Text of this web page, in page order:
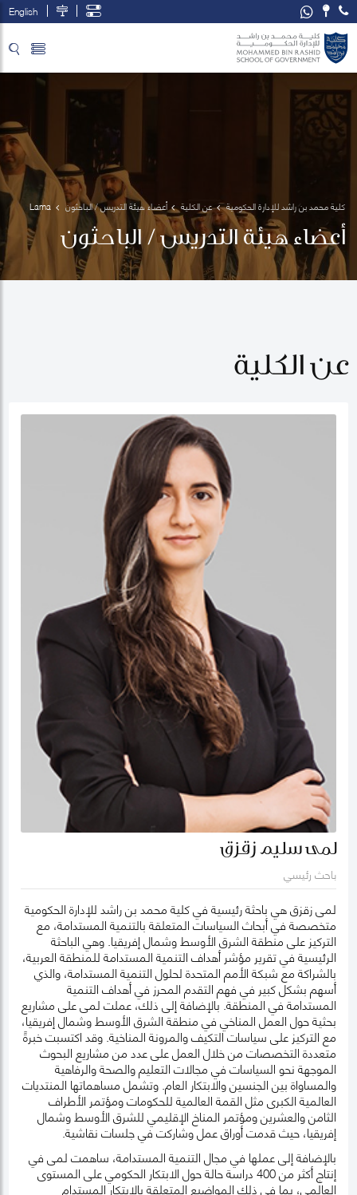
English
كلية محمد بن راشد للإدارة الحكومية عن الكلية أعضاء هيئة التدريس / الباحثون
Zakzak
أعضاء هيئة التدريس / الباحثون
عن الكلية
لمى سليم زقزق
باحث رئيسي
لمى زقزق هي باحثة رئيسية في كلية محمد بن راشد للإدارة الحكومية
متخصصة في أبحاث السياسات المتعلقة بالتنمية المستدامة، مع
التركيز على منطقة الشرق الأوسط وشمال إفريقيا. وهي الباحثة
الرئيسية في تقرير مؤشر أهداف التنمية المستدامة للمنطقة العربية،
بالشراكة مع شبكة الأمم المتحدة لحلول التنمية المستدامة، والذي
أسهم بشكل كبير في فهم التقدم المحرز في أهداف التنمية
المستدامة في المنطقة. بالإضافة إلى ذلك، عملت لمى على مشاريع
بحثية حول العمل المناخي في منطقة الشرق الأوسط وشمال إفريقيا،
مع التركيز على سياسات التكيف والمرونة المناخية. وقد اكتسبت خبرةً
متعددة التخصصات من خلال العمل على عدد من مشاريع البحوث
الموجهة نحو السياسات في مجالات التعليم والصحة والرفاهية
والمساواة بين الجنسين والابتكار العام. وتشمل مساهماتها المنتديات
العالمية الكبرى مثل القمة العالمية للحكومات ومؤتمر الأطراف
الثامن والعشرين ومؤتمر المناخ الإقليمي للشرق الأوسط وشمال
إفريقيا، حيث قدمت أوراق عمل وشاركت في جلسات نقاشية.
بالإضافة إلى عملها في مجال التنمية المستدامة، ساهمت لمى في
إنتاج أكثر من 400 دراسة حالة حول الابتكار الحكومي على المستوى
العالمي، بما في ذلك المواضيع المتعلقة بالابتكار المستدام